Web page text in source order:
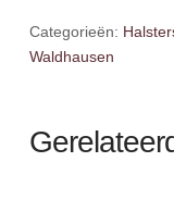
Categorieën:
Waldhausen